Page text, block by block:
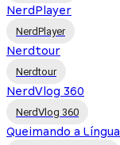
NerdPlayer
NerdPlayer
Nerdtour
Nerdtour
NerdVlog 360
NerdVlog 360
Queimando a Língua